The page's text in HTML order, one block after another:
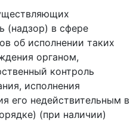
(надзор) в сфере
об исполнении таких
органом,
контроль
исполнения
его недействительным в
(при наличии)